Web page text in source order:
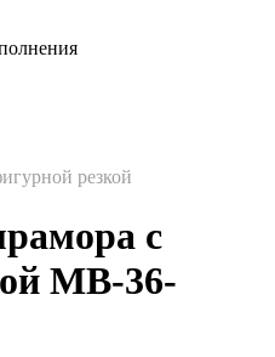
резкой
с
МВ-36-